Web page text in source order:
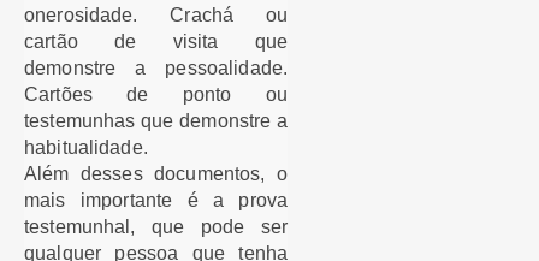
onerosidade. Crachá ou
cartão de visita que
demonstre a pessoalidade.
Cartões de ponto ou
testemunhas que demonstre a
habitualidade.
Além desses documentos, o
mais importante é a prova
testemunhal, que pode ser
qualquer pessoa que tenha